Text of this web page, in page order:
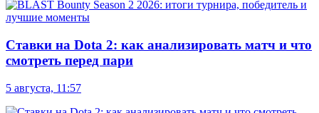
Ставки на Dota 2: как анализировать матч и что
смотреть перед пари
5 августа, 11:57